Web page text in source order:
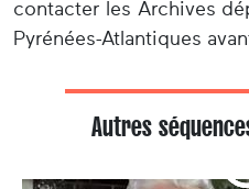
contacter les Archives
Pyrénées-Atlantiques
Autres